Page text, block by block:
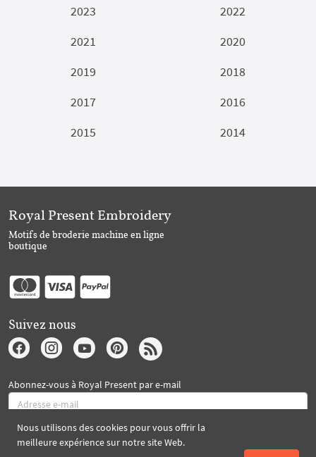
2023
2022
2021
2020
2019
2018
2017
2016
2015
2014
Nous utilisons des cookies pour vous offrir la
meilleure expérience sur notre site Web.
Royal Present Embroidery
Motifs de broderie machine en ligne
boutique
Suivez nous
Abonnez-vous à Royal Present par e-mail
S'abonner